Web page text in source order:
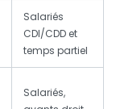
Salariés
CDI/CDD et
temps partiel
Salariés,